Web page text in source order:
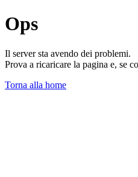
Ops
Il server sta avendo dei problemi.
Prova a ricaricare la pagina e, se
Torna alla home